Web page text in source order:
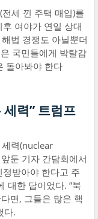
세 낀 주택 매입)를
여야가 연일 상대
법 경쟁도 아닐뿐더
국민들에게 박탈감
돌아봐야 한다
세력” 트럼프
세력(nuclear
둔 기자 간담회에서
받아야 한다고 주
대한 답이었다. “북
면, 그들은 많은 핵
다.